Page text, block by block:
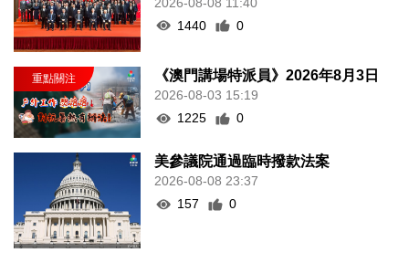
1440
0
《澳門講場特派員》2026年8月3日
2026-08-03 15:19
1225
0
美參議院通過臨時撥款法案
2026-08-08 23:37
157
0